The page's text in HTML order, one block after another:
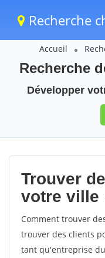
Recherche
Accueil
Recherche
Développer
Trouver
votre ville
Comment trouver
trouver des clients
tant qu'entreprise